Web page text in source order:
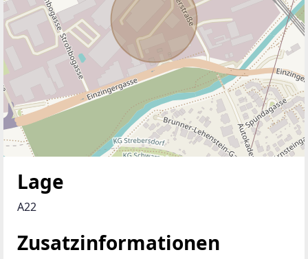
Lage
A22
Zusatzinformationen